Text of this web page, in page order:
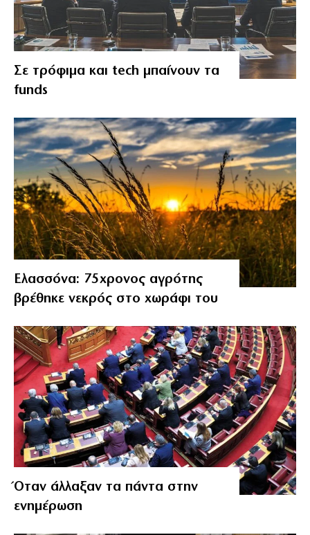
Σε τρόφιμα και tech μπαίνουν τα
funds
Ελασσόνα: 75χρονος αγρότης
βρέθηκε νεκρός στο χωράφι του
Όταν άλλαξαν τα πάντα στην
ενημέρωση